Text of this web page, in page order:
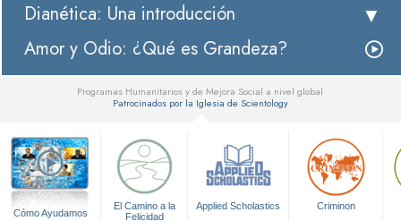
Dianética: Una introducción
Amor y Odio: ¿Qué es Grandeza?
Programas Humanitarios y de Mejora Social a nivel global
Patrocinados por la Iglesia de Scientology
Cómo Ayudamos
El Camino a la
Felicidad
Applied Scholastics Criminon